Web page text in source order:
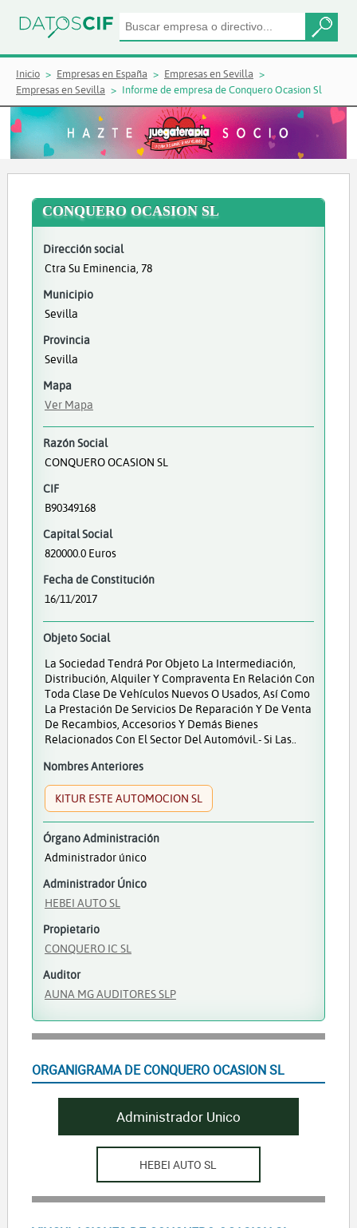
Inicio Empresas en España
Empresas en Sevilla
Empresas en Sevilla
Informe de empresa de Conquero Ocasion Sl
CONQUERO OCASION SL
Dirección social
Ctra Su Eminencia, 78
Municipio
Sevilla
Provincia
Sevilla
Mapa
Ver Mapa
Razón Social
CONQUERO OCASION SL
CIF
B90349168
Capital Social
820000.0 Euros
Fecha de Constitución
16/11/2017
Objeto Social
La Sociedad Tendrá Por Objeto La Intermediación,
Distribución, Alquiler Y Compraventa En Relación Con
Toda Clase De Vehículos Nuevos O Usados, Así Como
La Prestación De Servicios De Reparación Y De Venta
De Recambios, Accesorios Y Demás Bienes
Relacionados Con El Sector Del Automóvil.- Si Las..
Nombres Anteriores
KITUR ESTE AUTOMOCION SL
Órgano Administración
Administrador único
Administrador Único
HEBEI AUTO SL
Propietario
CONQUERO IC SL
Auditor
AUNA MG AUDITORES SLP
ORGANIGRAMA DE CONQUERO OCASION SL
Administrador Unico
HEBEI AUTO SL